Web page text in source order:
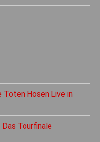
Toten Hosen Live in
Tourfinale